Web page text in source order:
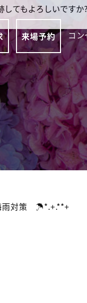
来場予約 コ
雨対策 ☂*.+.**+
てもよろしいです